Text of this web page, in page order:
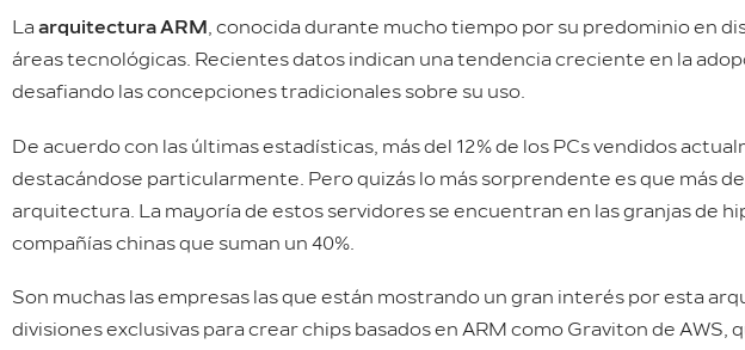
La arquitectura ARM, conocida durante mucho tiempo por su predominio en
áreas tecnológicas. Recientes datos indican una tendencia creciente en la
desafiando las concepciones tradicionales sobre su uso.
De acuerdo con las últimas estadísticas, más del 12% de los PCs vendidos
destacándose particularmente. Pero quizás lo más sorprendente es que más
arquitectura. La mayoría de estos servidores se encuentran en las granjas de
compañías chinas que suman un 40%.
Son muchas las empresas las que están mostrando un gran interés por esta
divisiones exclusivas para crear chips basados en ARM como Graviton de